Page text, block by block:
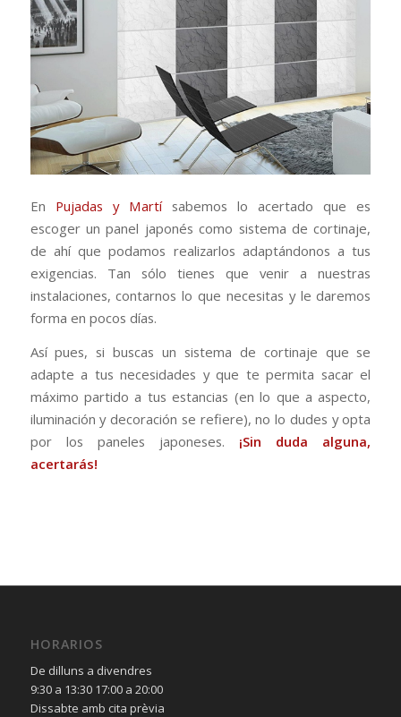
En Pujadas y Martísabemos lo acertado que es
escoger un panel japonés como sistema de cortinaje,
de ahí que podamos realizarlos adaptándonos a tus
exigencias. Tan sólo tienes que venir a nuestras
instalaciones, contarnos lo que necesitas y le daremos
forma en pocos días.
Así pues, si buscas un sistema de cortinaje que se
adapte a tus necesidades y que te permita sacar el
máximo partido a tus estancias (en lo que a aspecto,
iluminación y decoración se refiere), no lo dudes y opta
por los paneles japoneses. ¡Sin duda alguna,
acertarás!
HORARIOS
De dilluns a divendres
9:30 a 13:30 17:00 a 20:00
Dissabte amb cita prèvia